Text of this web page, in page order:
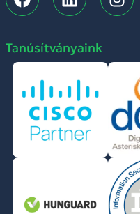
Tanúsítványaink